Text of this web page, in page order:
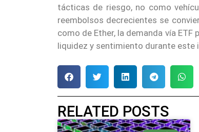
tácticas de riesgo, no como
reembolsos decrecientes se
como de Ether, la demanda vía
liquidez y sentimiento durante este
RELATED POSTS